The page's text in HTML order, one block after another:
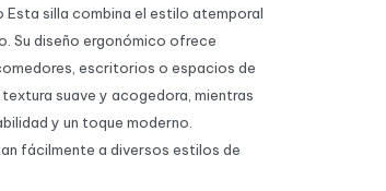
silla combina el estilo atemporal
Su diseño ergonómico ofrece
escritorios o espacios de
suave y acogedora, mientras
y un toque moderno.
fácilmente a diversos estilos de